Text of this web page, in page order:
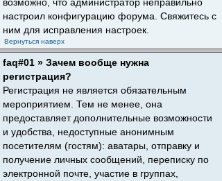
настроил конфигурацию форума. Свяжитесь с
ним для исправления настроек.
Вернуться наверх
faq#01 » Зачем вообще нужна
регистрация?
Регистрация не является обязательным
мероприятием. Тем не менее, она
предоставляет дополнительные возможности
и удобства, недоступные анонимным
посетителям (гостям): аватары, отправку и
получение личных сообщений, переписку по
электронной почте, участие в группах,